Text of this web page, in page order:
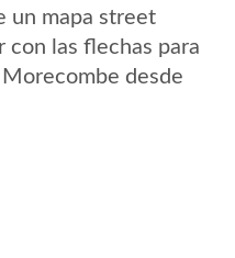
un mapa street
con las flechas para
desde